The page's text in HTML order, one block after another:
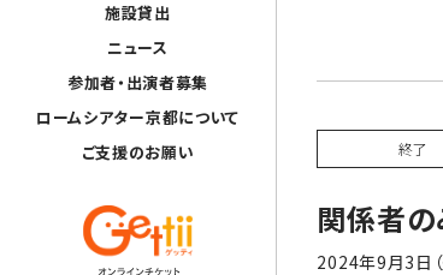
施設貸出
ニュース
参加者・出演者募集
ロームシアター京都について
ご支援のお願い
終了
関係者
2024年9月3日（